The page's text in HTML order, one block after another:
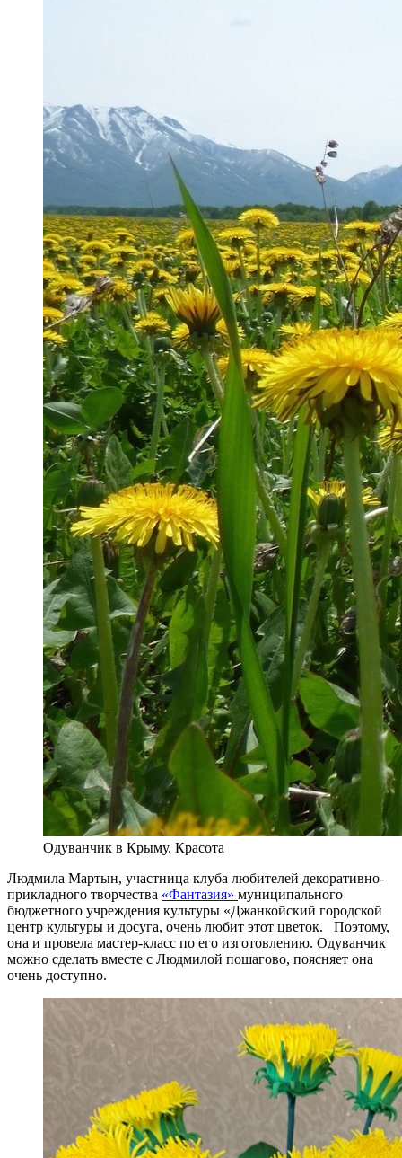
Одуванчик в Крыму. Красота
Людмила Мартын, участница клуба любителей декоративно-
прикладного творчества «Фантазия» муниципального
бюджетного учреждения культуры «Джанкойский городской
центр культуры и досуга, очень любит этот цветок. Поэтому,
она и провела мастер-класс по его изготовлению. Одуванчик
можно сделать вместе с Людмилой пошагово, поясняет она
очень доступно.